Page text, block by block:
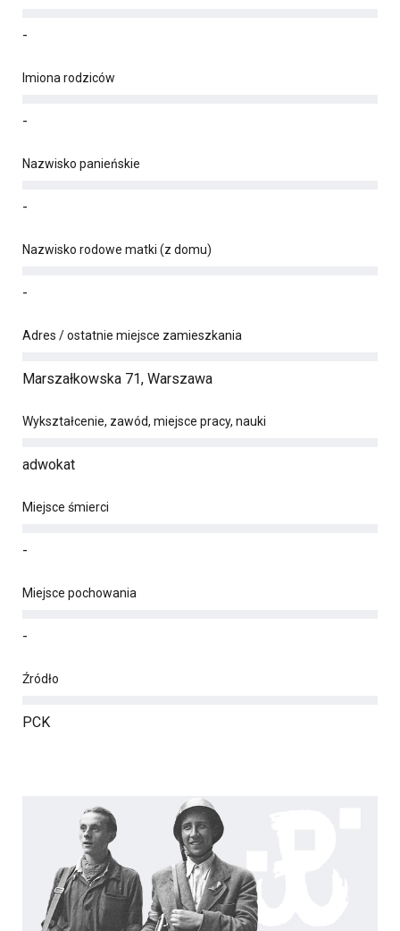
-
Imiona rodziców
-
Nazwisko panieńskie
-
Nazwisko rodowe matki (z domu)
-
Adres / ostatnie miejsce zamieszkania
Marszałkowska 71, Warszawa
Wykształcenie, zawód, miejsce pracy, nauki
adwokat
Miejsce śmierci
-
Miejsce pochowania
-
Źródło
PCK